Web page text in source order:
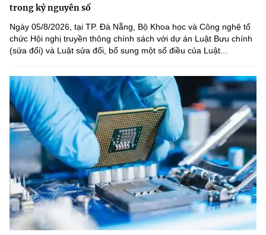
trong kỷ nguyên số
Ngày 05/8/2026, tại TP. Đà Nẵng, Bộ Khoa học và Công nghệ tổ
chức Hội nghị truyền thông chính sách với dự án Luật Bưu chính
(sửa đổi) và Luật sửa đổi, bổ sung một số điều của Luật...